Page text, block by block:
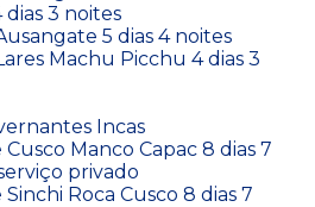
dias 3 noites
5 dias 4 noites
Machu Picchu 4 dias 3
Incas
Cusco Manco Capac 8 dias 7
privado
Sinchi Roca Cusco 8 dias 7